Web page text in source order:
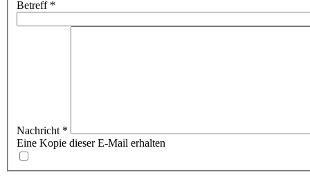
Betreff*
Nachricht *
Eine Kopie dieser E-Mail erhalten